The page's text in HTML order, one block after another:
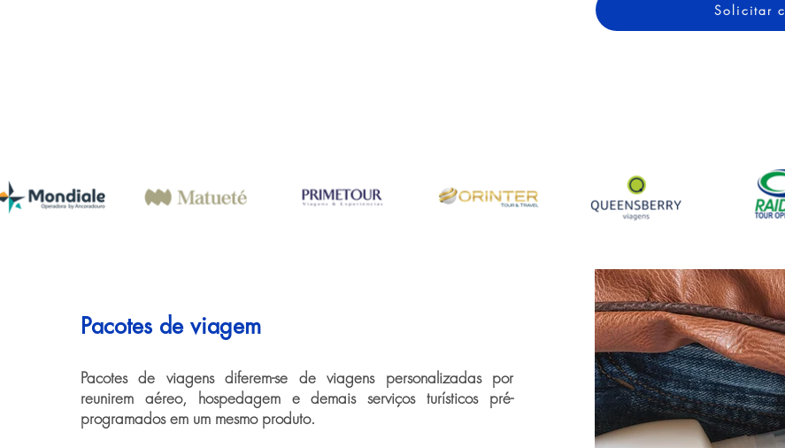
Solicitar
Pacotes de viagem
Pacotes de viagens diferem-se de viagens personalizadas por
reunirem aéreo, hospedagem e demais serviços turísticos pré-
programados em um mesmo produto.